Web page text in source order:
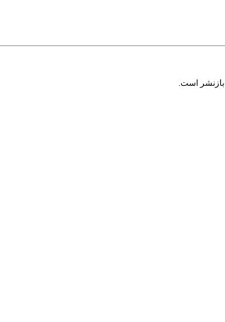
بازنشر است.